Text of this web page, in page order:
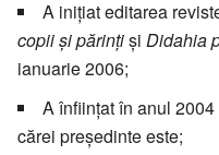
A inițiat editarea
copii și părințiși Didahia
ianuarie 2006;
A înființat în anul
cărei președinte este;